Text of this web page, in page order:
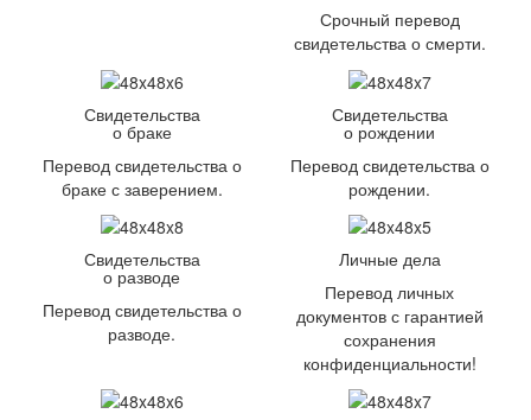
Срочный перевод
свидетельства о смерти.
Свидетельства
о браке
Перевод свидетельства о
браке с заверением.
Свидетельства
о рождении
Перевод свидетельства о
рождении.
Свидетельства
о разводе
Перевод свидетельства о
разводе.
Личные дела
Перевод личных
документов с гарантией
сохранения
конфиденциальности!